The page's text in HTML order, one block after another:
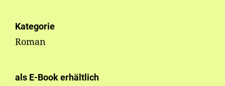
Kategorie
Roman
als E-Book erhältlich